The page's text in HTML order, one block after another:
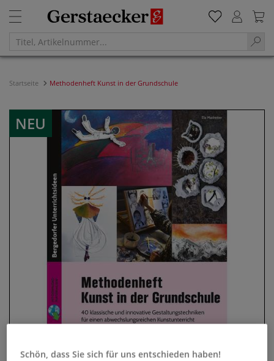
Startseite Methodenheft Kunst in der Grundschule
NEU
Schön, dass Sie sich für uns entschieden haben!